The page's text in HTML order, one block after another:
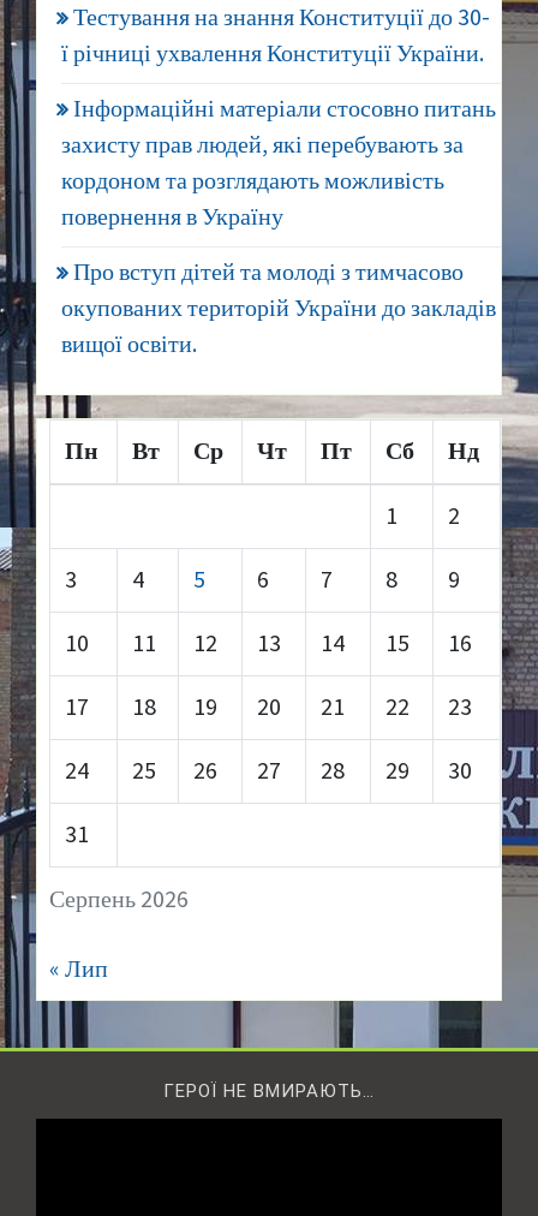
Тестування на знання Конституції до 30-
ї річниці ухвалення Конституції України.
Інформаційні матеріали стосовно питань
захисту прав людей, які перебувають за
кордоном та розглядають можливість
повернення в Україну
Про вступ дітей та молоді з тимчасово
окупованих територій України до закладів
вищої освіти.
Серпень 2026
Пн Вт Ср Чт Пт Сб Нд
1 2
3 4 5 6 7 8 9
10 11 12 13 14 15 16
17 18 19 20 21 22 23
24 25 26 27 28 29 30
31
« Лип
ГЕРОЇ НЕ ВМИРАЮТЬ…